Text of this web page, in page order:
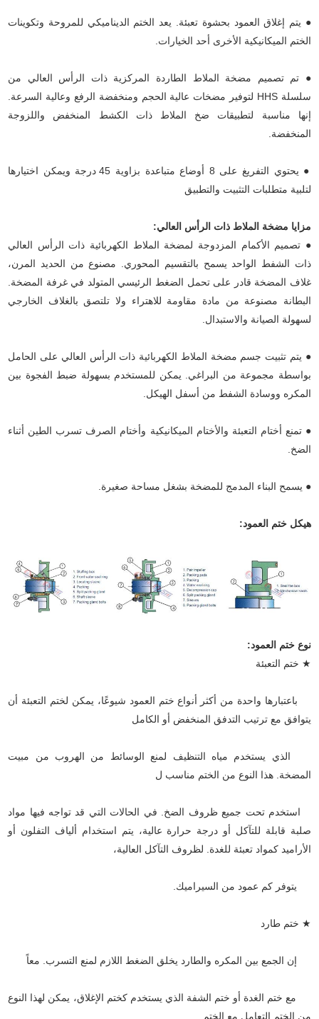
● يتم إغلاق العمود بحشوة تعبئة. يعد الختم الديناميكي للمروحة وتكوينات
الختم الميكانيكية الأخرى أحد الخيارات.
● تم تصميم مضخة الملاط الطاردة المركزية ذات الرأس العالي من
سلسلة HHS لتوفير مضخات عالية الحجم ومنخفضة الرفع وعالية السرعة.
إنها مناسبة لتطبيقات ضخ الملاط ذات الكشط المنخفض واللزوجة
المنخفضة.
● يحتوي التفريغ على 8 أوضاع متباعدة بزاوية 45 درجة ويمكن اختيارها
لتلبية متطلبات التثبيت والتطبيق
مزايا مضخة الملاط ذات الرأس العالي:
● تصميم الأكمام المزدوجة لمضخة الملاط الكهربائية ذات الرأس العالي
ذات الشفط الواحد يسمح بالتقسيم المحوري. مصنوع من الحديد المرن،
غلاف المضخة قادر على تحمل الضغط الرئيسي المتولد في غرفة المضخة.
البطانة مصنوعة من مادة مقاومة للاهتراء ولا تلتصق بالغلاف الخارجي
لسهولة الصيانة والاستبدال.
● يتم تثبيت جسم مضخة الملاط الكهربائية ذات الرأس العالي على الحامل
بواسطة مجموعة من البراغي. يمكن للمستخدم بسهولة ضبط الفجوة بين
المكره ووسادة الشفط من أسفل الهيكل.
● تمنع أختام التعبئة والأختام الميكانيكية وأختام الصرف تسرب الطين أثناء
الضخ.
● يسمح البناء المدمج للمضخة بشغل مساحة صغيرة.
هيكل ختم العمود:
نوع ختم العمود:
★ ختم التعبئة
باعتبارها واحدة من أكثر أنواع ختم العمود شيوعًا، يمكن لختم التعبئة أن
يتوافق مع ترتيب التدفق المنخفض أو الكامل
الذي يستخدم مياه التنظيف لمنع الوسائط من الهروب من مبيت
المضخة. هذا النوع من الختم مناسب ل
استخدم تحت جميع ظروف الضخ. في الحالات التي قد تواجه فيها مواد
صلبة قابلة للتآكل أو درجة حرارة عالية، يتم استخدام ألياف التفلون أو
الأراميد كمواد تعبئة للغدة. لظروف التآكل العالية،
يتوفر كم عمود من السيراميك.
★ ختم طارد
إن الجمع بين المكره والطارد يخلق الضغط اللازم لمنع التسرب. معاً
مع ختم الغدة أو ختم الشفة الذي يستخدم كختم الإغلاق، يمكن لهذا النوع
من الختم التعامل مع الختم